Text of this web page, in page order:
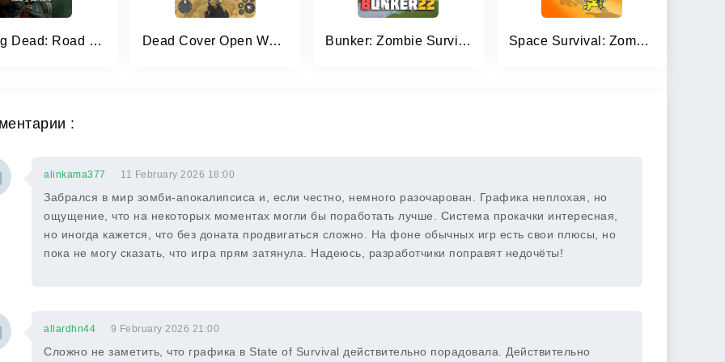
Walking Dead: Road to Survival Dead Cover Open World Survival Bunker: Zombie Survival Games Space Survival: Zombie Attack
:
alinkama377 11 February 2026 18:00
Забрался в мир зомби-апокалипсиса и, если честно, немного разочарован. Графика неплохая, но
ощущение, что на некоторых моментах могли бы поработать лучше. Система прокачки интересная,
но иногда кажется, что без доната продвигаться сложно. На фоне обычных игр есть свои плюсы, но
пока не могу сказать, что игра прям затянула. Надеюсь, разработчики поправят недочёты!
allardhn44 9 February 2026 21:00
Сложно не заметить, что графика в State of Survival действительно порадовала. Действительно